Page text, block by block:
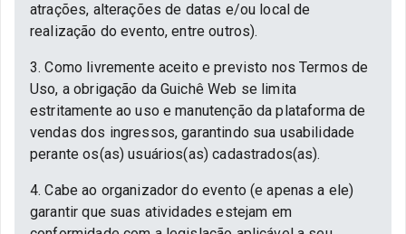
atrações, alterações de datas e/ou local de
realização do evento, entre outros).
3. Como livremente aceito e previsto nos Termos de
Uso, a obrigação da Guichê Web se limita
estritamente ao uso e manutenção da plataforma de
vendas dos ingressos, garantindo sua usabilidade
perante os(as) usuários(as) cadastrados(as).
4. Cabe ao organizador do evento (e apenas a ele)
garantir que suas atividades estejam em